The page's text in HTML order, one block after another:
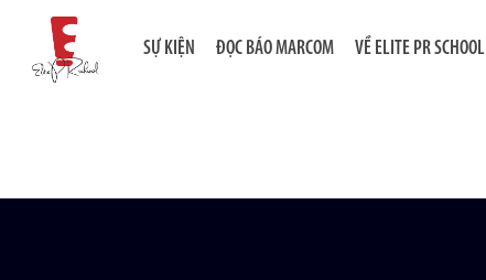
SỰ KIỆN ĐỌC BÁO MARCOM VỀ ELITE PR SCHOOL